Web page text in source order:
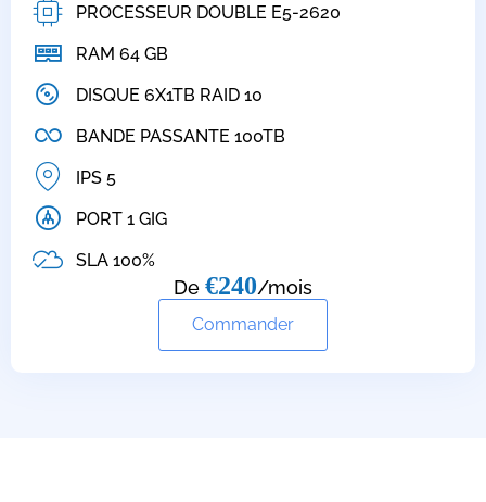
PROCESSEUR DOUBLE E5-2620
RAM 64 GB
DISQUE 6X1TB RAID 10
BANDE PASSANTE 100TB
IPS 5
PORT 1 GIG
SLA 100%
De €240/mois
Commander